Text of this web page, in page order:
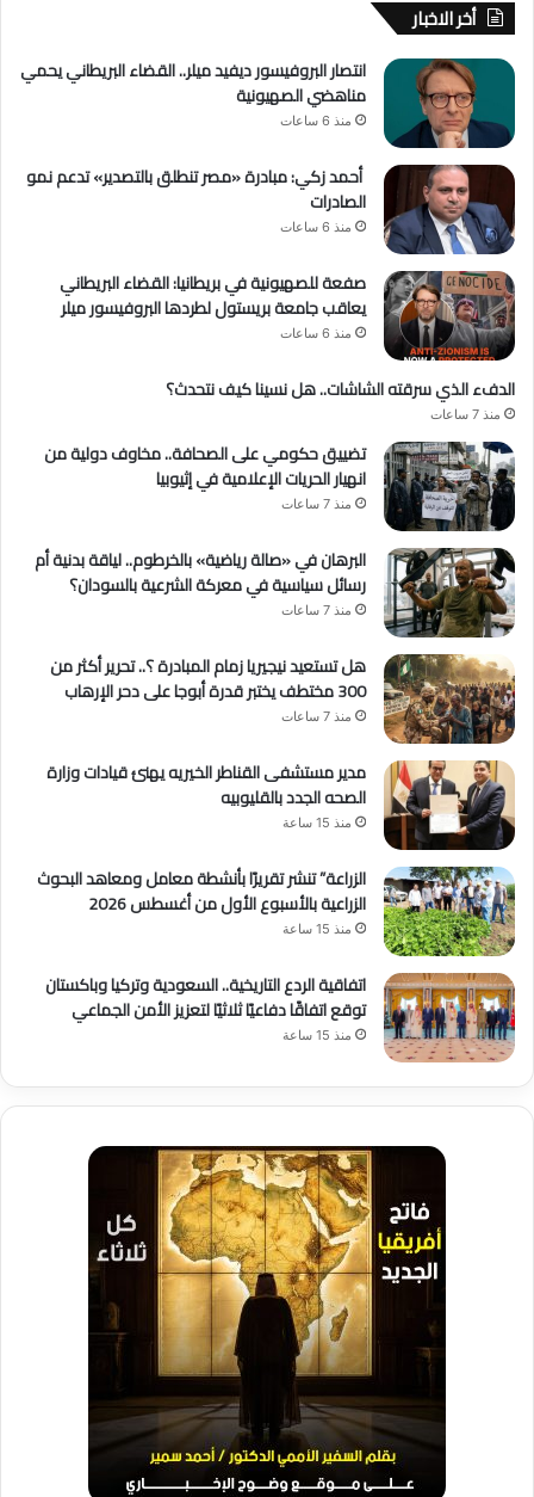
أخر الاخبار
انتصار البروفيسور ديفيد ميلر.. القضاء البريطاني يحمي
مناهضي الصهيونية
منذ 6 ساعات
أحمد زكي: مبادرة «مصر تنطلق بالتصدير» تدعم نمو
الصادرات
منذ 6 ساعات
صفعة للصهيونية في بريطانيا: القضاء البريطاني
يعاقب جامعة بريستول لطردها البروفيسور ميلر
منذ 6 ساعات
الدفء الذي سرقته الشاشات.. هل نسينا كيف نتحدث؟
منذ 7 ساعات
تضييق حكومي على الصحافة.. مخاوف دولية من
انهيار الحريات الإعلامية في إثيوبيا
منذ 7 ساعات
البرهان في «صالة رياضية» بالخرطوم.. لياقة بدنية أم
رسائل سياسية في معركة الشرعية بالسودان؟
منذ 7 ساعات
هل تستعيد نيجيريا زمام المبادرة ؟.. تحرير أكثر من
300 مختطف يختبر قدرة أبوجا على دحر الإرهاب
منذ 7 ساعات
مدير مستشفى القناطر الخيريه يهنئ قيادات وزارة
الصحه الجدد بالقليوبيه
منذ 15 ساعة
الزراعة” تنشر تقريرًا بأنشطة معامل ومعاهد البحوث
الزراعية بالأسبوع الأول من أغسطس 2026
منذ 15 ساعة
اتفاقية الردع التاريخية.. السعودية وتركيا وباكستان
توقع اتفاقًا دفاعيًا ثلاثيًا لتعزيز الأمن الجماعي
منذ 15 ساعة